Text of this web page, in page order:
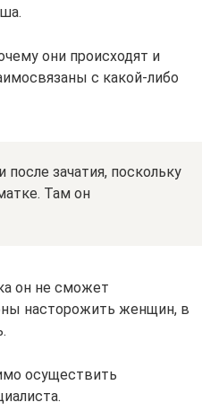
они происходят и
с какой-либо
зачатия, поскольку
Там он
он не сможет
насторожить женщин, в
осуществить